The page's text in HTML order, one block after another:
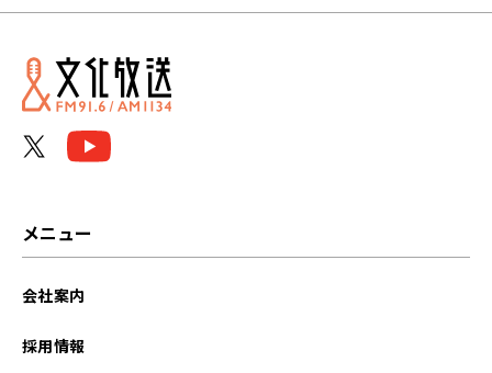
2024年12月
2024年11月
メニュー
会社案内
採用情報